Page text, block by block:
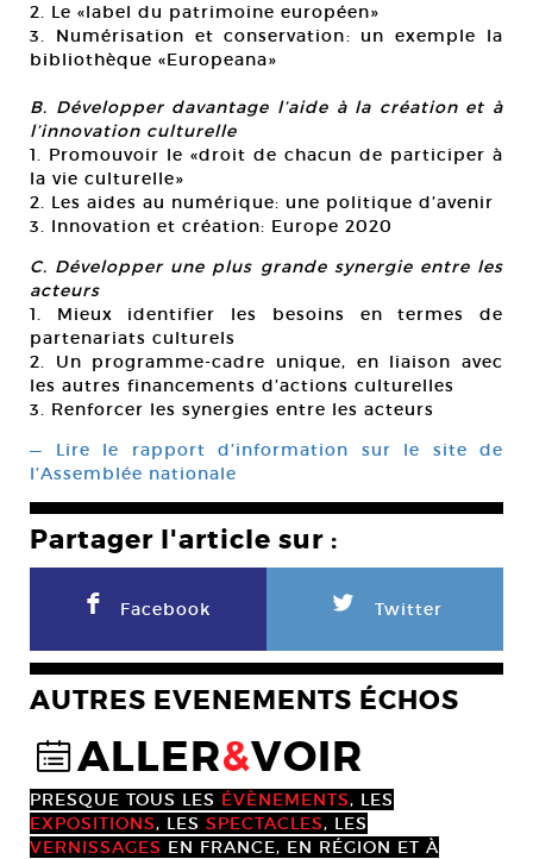
2. Le «label du patrimoine européen»
3. Numérisation et conservation: un exemple la
bibliothèque «Europeana»
B. Développer davantage l’aide à la création et à
l’innovation culturelle
1. Promouvoir le «droit de chacun de participer à
la vie culturelle»
2. Les aides au numérique: une politique d’avenir
3. Innovation et création: Europe 2020
C. Développer une plus grande synergie entre les
acteurs
1. Mieux identifier les besoins en termes de
partenariats culturels
2. Un programme-cadre unique, en liaison avec
les autres financements d’actions culturelles
3. Renforcer les synergies entre les acteurs
— Lire le rapport d’information sur le site de
l’Assemblée nationale
Partager l'article sur :
F Facebook L Twitter
AUTRES EVENEMENTS ÉCHOS
@ALLER&VOIR
PRESQUE TOUS LES ÉVÈNEMENTS, LES
EXPOSITIONS, LES SPECTACLES, LES
VERNISSAGES EN FRANCE, EN RÉGION ET À